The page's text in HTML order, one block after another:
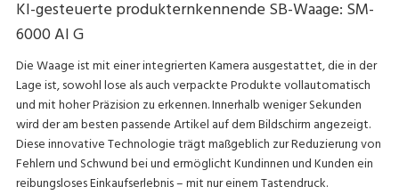
KI-gesteuerte produkternkennende SB-Waage: SM-
6000 AI G
Die Waage ist mit einer integrierten Kamera ausgestattet, die in der
Lage ist, sowohl lose als auch verpackte Produkte vollautomatisch
und mit hoher Präzision zu erkennen. Innerhalb weniger Sekunden
wird der am besten passende Artikel auf dem Bildschirm angezeigt.
Diese innovative Technologie trägt maßgeblich zur Reduzierung von
Fehlern und Schwund bei und ermöglicht Kundinnen und Kunden ein
reibungsloses Einkaufserlebnis – mit nur einem Tastendruck.